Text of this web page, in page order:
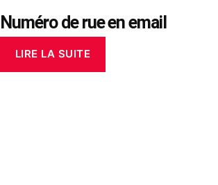
Numéro de rue en email
LIRE LA SUITE